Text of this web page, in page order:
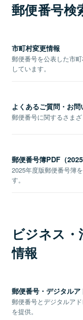
郵便番号検
市町村変更情報
郵便番号を公表した市
しています。
よくあるご質問・お問
郵便番号に関するさまざ
郵便番号簿PDF（2025
2025年度版郵便番号簿
す。
ビジネス
情報
郵便番号・デジタルア
郵便番号とデジタルア
を提供。